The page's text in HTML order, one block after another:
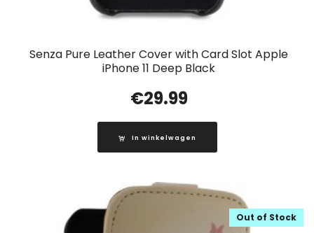
Senza Pure Leather Cover with Card Slot Apple
iPhone 11 Deep Black
€29.99
In winkelwagen
Out of Stock